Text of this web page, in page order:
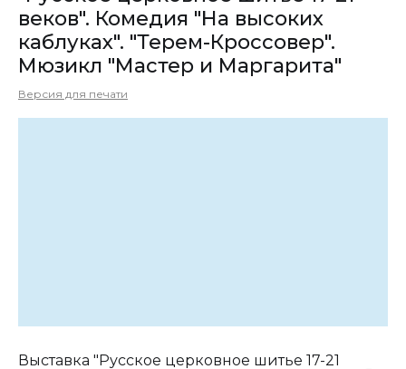
веков". Комедия "На высоких
каблуках". "Терем-Кроссовер".
Мюзикл "Мастер и Маргарита"
Версия для печати
Выставка "Русское церковное шитье 17-21